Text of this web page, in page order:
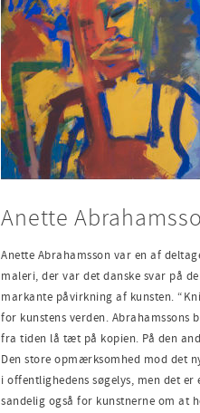
Anette
Anette Abrahamsson var en af
maleri, der var det danske svar på
markante påvirkning af kunsten.
for kunstens verden.
fra tiden lå tæt på kopien. På den
Den store opmærksomhed mod det
i offentlighedens søgelys, men det
sandelig også for kunstnerne om at